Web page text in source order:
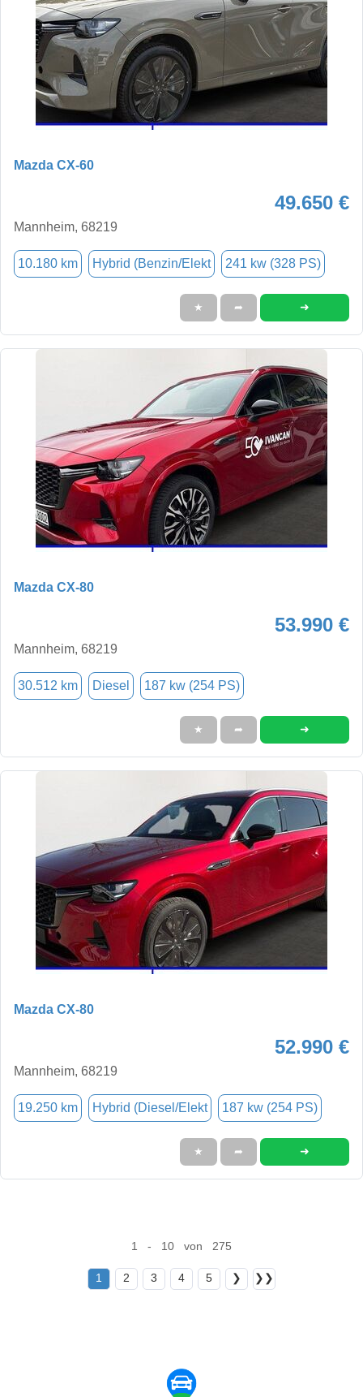
Mazda CX-60
49.650 €
Mannheim, 68219
10.180 km Hybrid (Benzin/Elekt 241 kw (328 PS)
★ ➦ ➜
Mazda CX-80
53.990 €
Mannheim, 68219
30.512 km Diesel 187 kw (254 PS)
★ ➦ ➜
Mazda CX-80
52.990 €
Mannheim, 68219
19.250 km Hybrid (Diesel/Elekt 187 kw (254 PS)
★ ➦ ➜
1 - 10 von 275
1 2 3 4 5 ❯ ❯❯